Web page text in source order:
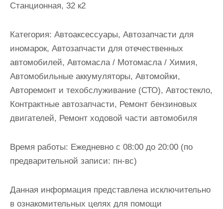
Станционная, 32 к2
Категория: Автоаксессуары, Автозапчасти для
иномарок, Автозапчасти для отечественных
автомобилей, Автомасла / Мотомасла / Химия,
Автомобильные аккумуляторы, Автомойки,
Авторемонт и техобслуживание (СТО), Автостекло,
Контрактные автозапчасти, Ремонт бензиновых
двигателей, Ремонт ходовой части автомобиля
Время работы: Ежедневно с 08:00 до 20:00 (по
предварительной записи: пн-вс)
Данная информация представлена исключительно
в ознакомительных целях для помощи